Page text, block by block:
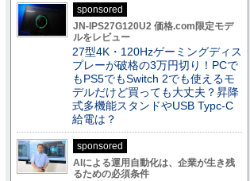
sponsored
JN-IPS27G120U2 価格.com限定モデ
ルをレビュー
27型4K・120Hzゲーミングディス
プレーが破格の3万円切り！PCで
もPS5でもSwitch 2でも使えるモ
デルだけど買っても大丈夫？昇降
式多機能スタンドやUSB Typc-C
給電は？
sponsored
AIによる運用自動化は、企業が生き残
るための必須条件